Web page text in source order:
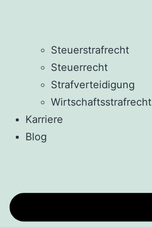
Steuerstrafrecht
Steuerrecht
Strafverteidigung
Wirtschaftsstrafrecht
Karriere
Blog